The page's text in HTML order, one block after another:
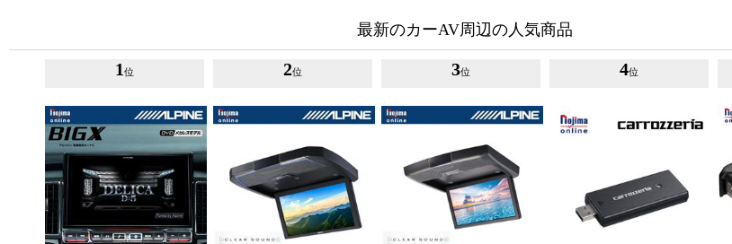
最新のカーAV周辺の人気商品
1 位 2位 3位 4位